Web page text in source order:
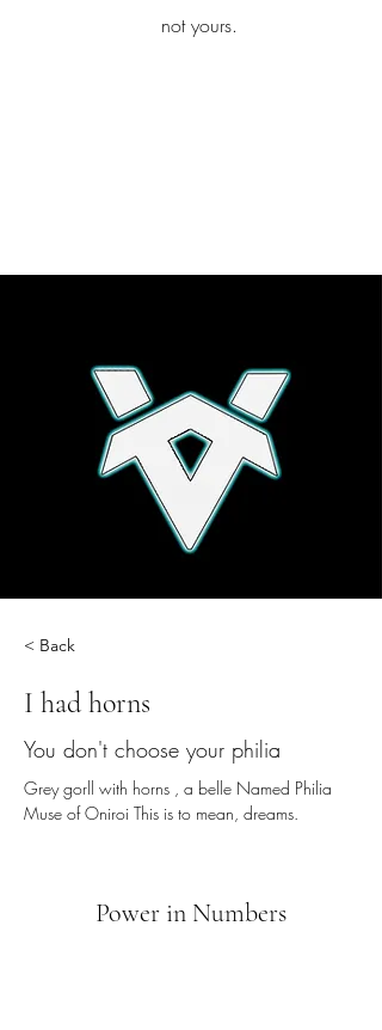
not yours.
< Back
I had horns
You don't choose your philia
Grey gorll with horns , a belle Named Philia
Muse of Oniroi This is to mean, dreams.
Power in Numbers